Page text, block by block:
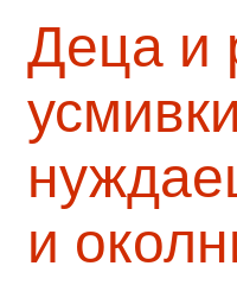
Деца и
и